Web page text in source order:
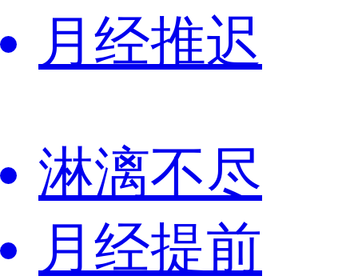
月经推迟
淋漓不尽
月经提前